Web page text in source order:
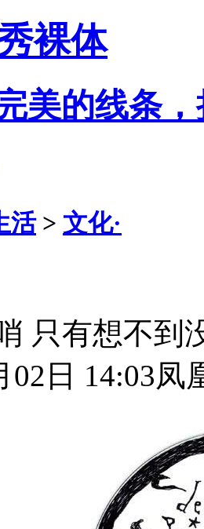
裸体
美的线条
活> 文化·
只有想不到
02日 14:03凤